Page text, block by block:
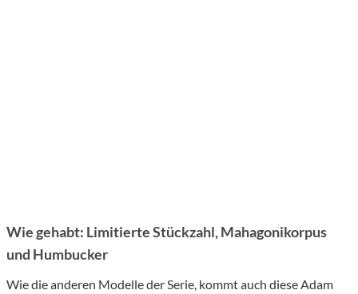
Wie gehabt: Limitierte Stückzahl, Mahagonikorpus
und Humbucker
Wie die anderen Modelle der Serie, kommt auch diese Adam